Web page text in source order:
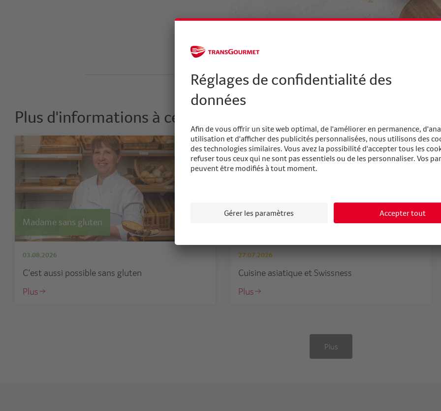
Plus d'informations à ce sujet
Accent
Madame sans gluten
03.08.2026
C’est aussi possible sans gluten
Plus
Scouting Tipp
Le plat bernois fait escale en Asie
27.07.2026
Cuisine asiatique et Swissness
Plus
Plus